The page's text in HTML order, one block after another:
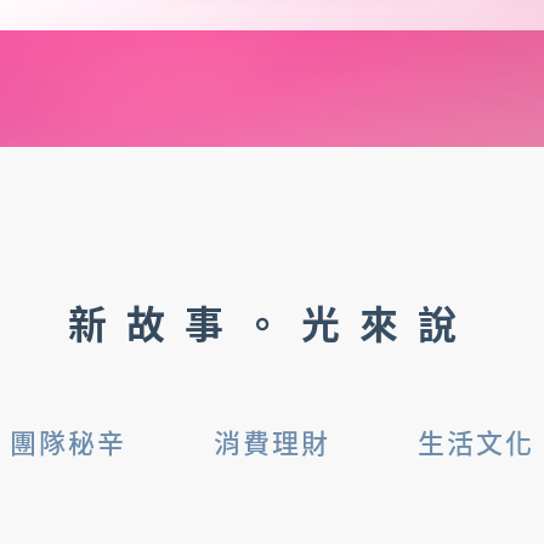
新故事。光來說
團隊秘辛 消費理財 生活文化